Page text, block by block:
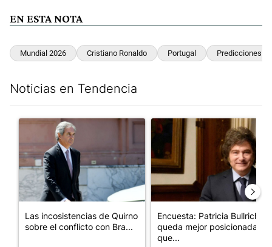
EN ESTA NOTA
Mundial 2026 Cristiano Ronaldo Portugal Predicciones
Noticias en Tendencia
Un artículo de tendencia con el título "Las incosistencias de
Las incosistencias de Quirno
sobre el conflicto con Bra...
Un artículo de tendencia con
Encuesta: Patricia Bullrich
queda mejor posicionada
que...